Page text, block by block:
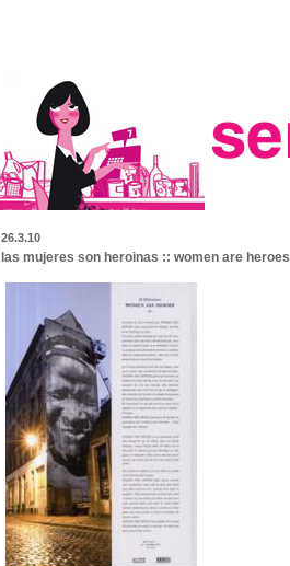
26.3.10
las mujeres son heroinas :: women are heroes